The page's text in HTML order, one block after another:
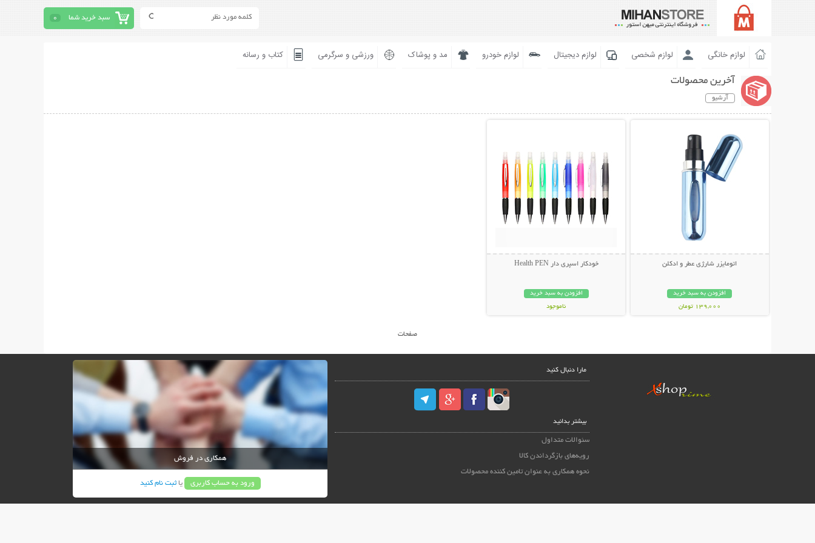
سبد خرید شما 0
لوازم خانگی لوازم شخصی لوازم دیجیتال لوازم خودرو مد و پوشاک ورزشی و سرگرمی کتاب و رسانه
آخرین محصولات
آرشیو
اتومایزر شارژی عطر و ادکلن
افزودن به سبد خرید
139,000 تومان
خودکار اسپری دار Health PEN
افزودن به سبد خرید
ناموجود
صفحات
مارا دنبال کنید
بیشتر بدانید
سئوالات متداول
رویه‌های بازگرداندن کالا
نحوه همکاری به عنوان تامین کننده محصولات
همکاری در فروش
ورود به حساب کاربری یاثبت نام کنید